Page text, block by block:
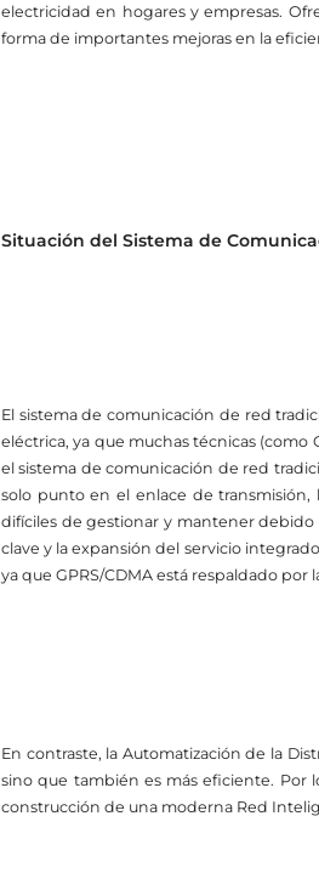
electricidad en hogares y empresas.
forma de importantes mejoras en la
Situación del Sistema de
El sistema de comunicación de red
eléctrica, ya que muchas técnicas (como
el sistema de comunicación de red
solo punto en el enlace de
difíciles de gestionar y mantener debido
clave y la expansión del servicio
ya que GPRS/CDMA está respaldado
En contraste, la Automatización de la
sino que también es más eficiente. Por
construcción de una moderna Red